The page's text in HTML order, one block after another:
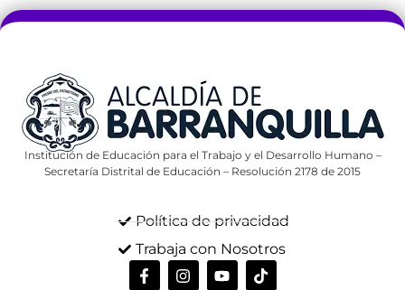
Institución de Educación para el Trabajo y el Desarrollo Humano –
Secretaría Distrital de Educación – Resolución 2178 de 2015
Política de privacidad
Trabaja con Nosotros